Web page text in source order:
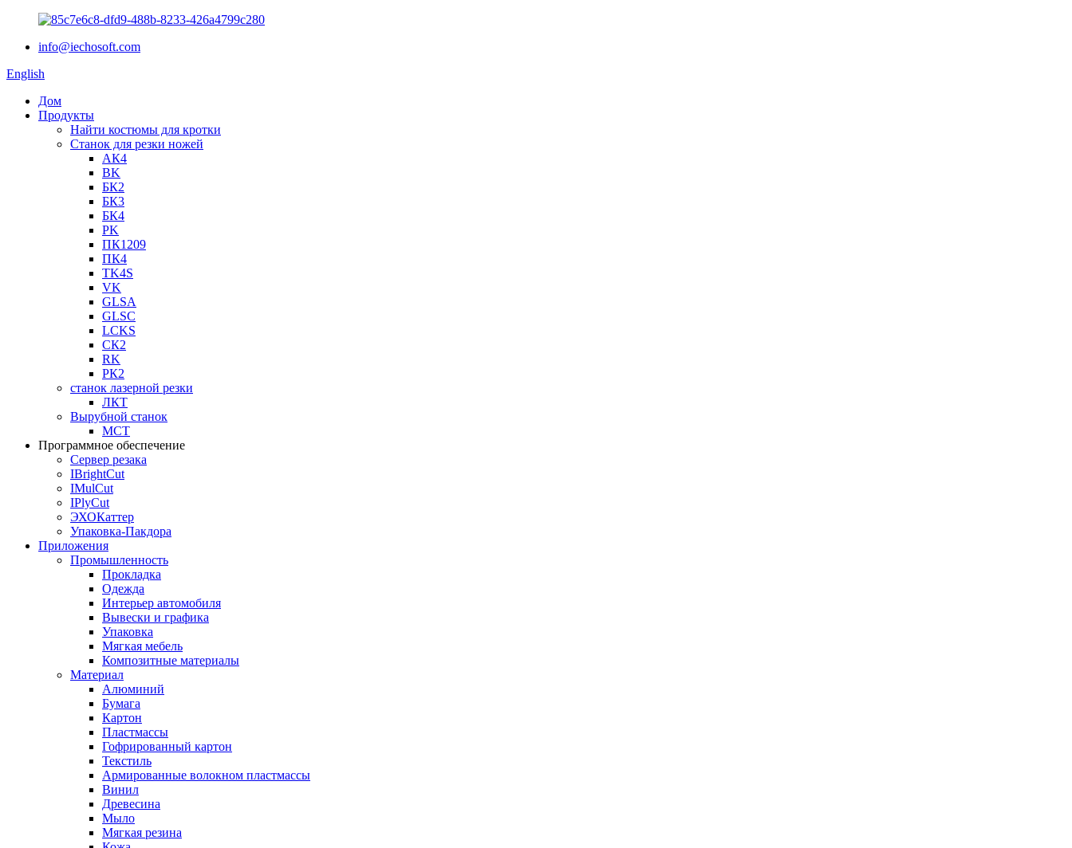
info@iechosoft.com
English
Дом
Продукты
Найти костюмы для кротки
Станок для резки ножей
АК4
BK
БК2
БК3
БК4
PK
ПК1209
ПК4
TK4S
VK
GLSA
GLSC
LCKS
СК2
RK
РК2
станок лазерной резки
ЛКТ
Вырубной станок
МСТ
Программное обеспечение
Сервер резака
IBrightCut
IMulCut
IPlyCut
ЭХОКаттер
Упаковка-Пакдора
Приложения
Промышленность
Прокладка
Одежда
Интерьер автомобиля
Вывески и графика
Упаковка
Мягкая мебель
Композитные материалы
Материал
Алюминий
Бумага
Картон
Пластмассы
Гофрированный картон
Текстиль
Армированные волокном пластмассы
Винил
Древесина
Мыло
Мягкая резина